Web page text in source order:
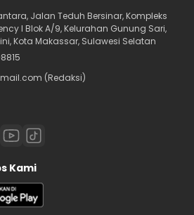
Jalan Teduh Bersinar, Kompleks
I Blok A/9, Kelurahan Gunung Sari,
Kota Makassar, Sulawesi Selatan
(Redaksi)
Kami